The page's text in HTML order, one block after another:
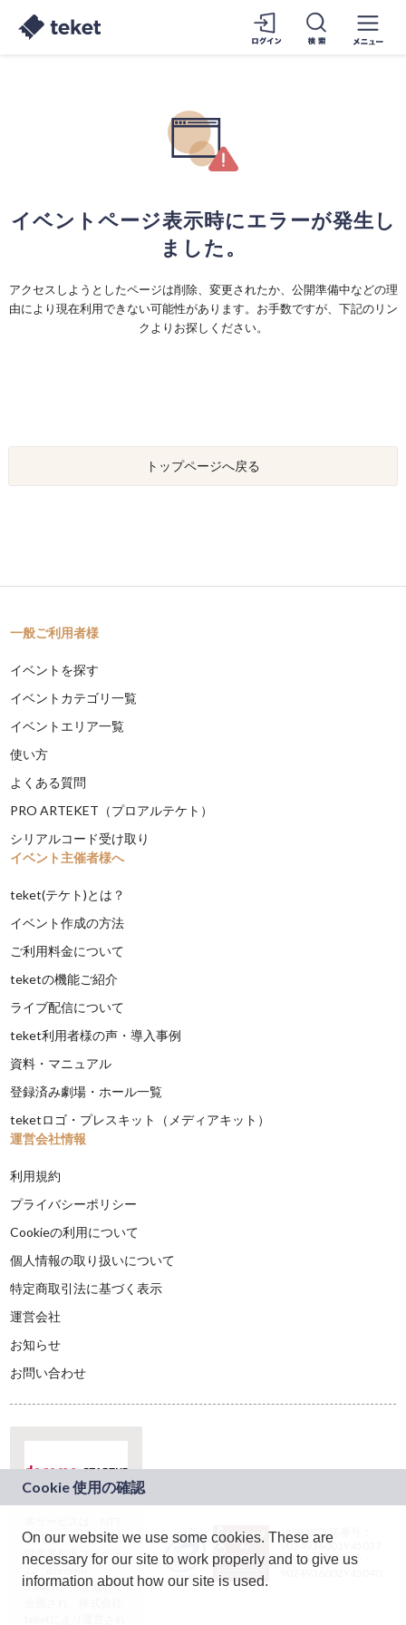
イベントページ表示時にエラーが発生し
ました。
アクセスしようとしたページは削除、変更されたか、公開準備中などの理
由により現在利用できない可能性があります。お手数ですが、下記のリン
クよりお探しください。
トップページへ戻る
一般ご利用者様
イベントを探す
イベントカテゴリ一覧
イベントエリア一覧
使い方
よくある質問
PRO ARTEKET（プロアルテケト）
シリアルコード受け取り
イベント主催者様へ
teket(テケト)とは？
イベント作成の方法
ご利用料金について
teketの機能ご紹介
ライブ配信について
teket利用者様の声・導入事例
資料・マニュアル
登録済み劇場・ホール一覧
teketロゴ・プレスキット（メディアキット）
運営会社情報
利用規約
プライバシーポリシー
Cookieの利用について
個人情報の取り扱いについて
特定商取引法に基づく表示
運営会社
お知らせ
お問い合わせ
ドコモグループの新
規事業創出プログラ
ム「docomo
STARTUP」を通じて
JASRAC許諾番号：
9024936001Y45037
JASRAC許諾番号：
On our website we use some cookies. These are
necessary for our site to work properly and to give us
information about how our site is used.